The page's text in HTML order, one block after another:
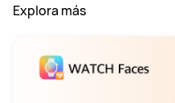
Explora más